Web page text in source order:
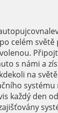
celém světě
s námi a
na
každý den